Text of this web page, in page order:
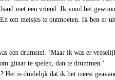
met een vriend. Ik vond het
om meisjes te ontmoeten. Ik ben er
een drumstel. ‘Maar ik was er
gitaar te spelen, dan te drummen.’
Het is duidelijk dat ik het meest